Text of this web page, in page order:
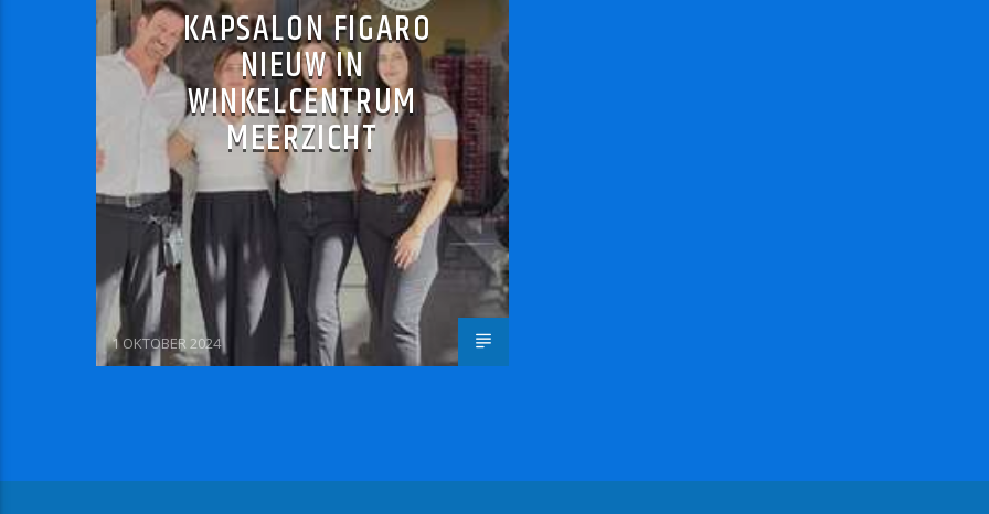
KAPSALON FIGARO
NIEUW IN
WINKELCENTRUM
MEERZICHT
1 OKTOBER 2024